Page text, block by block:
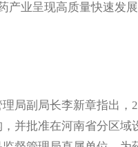
产业呈现高质量快速发
局副局长李新章指出
并批准在河南省分区